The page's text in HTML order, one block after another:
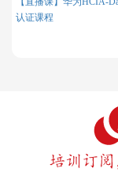
MySQL OCP课程
精英会员订阅（可
认证课程